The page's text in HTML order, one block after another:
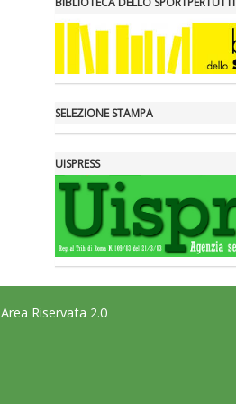
SELEZIONE STAMPA
UISPRESS
Area Riservata 2.0